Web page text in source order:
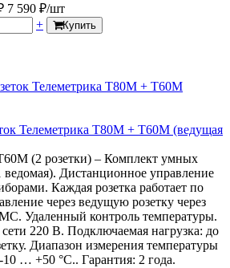
7 590 ₽/шт
+ Купить
Телеметрика T80M + T60M (ведущая
(2 розетки) – Комплект умных
ведомая). Дистанционное управление
Каждая розетка работает по
через ведущую розетку через
Удаленный контроль температуры.
220 В. Подключаемая нагрузка: до
Диапазон измерения температуры
… +50 °C.. Гарантия: 2 года.